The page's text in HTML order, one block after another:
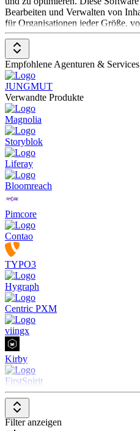
Bearbeiten und Verwalten von
für Organisationen jeder Größe,
zu großen Konzernen, und ist
regelmäßig digitale Inhalte
Marketingabteilungen und
Software bietet eine
technische Nutzer*innen Inhalte
können, sowie Tools zur
Analyse der Webseitenleistung.
Management Software
folgende Features und
Benutzerfreundlicher
einfache Erstellen und
SEO-
Sichtbarkeit in
Responsive Design
Erleichterung der Content-
Zugriffsrechte- und
die Veröffentlichung von
Empfohlene Agenturen & Services
JUNGMUT
Verwandte Produkte
Magnolia
Storyblok
Liferay
Bloomreach
Pimcore
Contao
TYPO3
Hygraph
Centric PXM
viingx
Kirby
FirstSpirit
Filter anzeigen